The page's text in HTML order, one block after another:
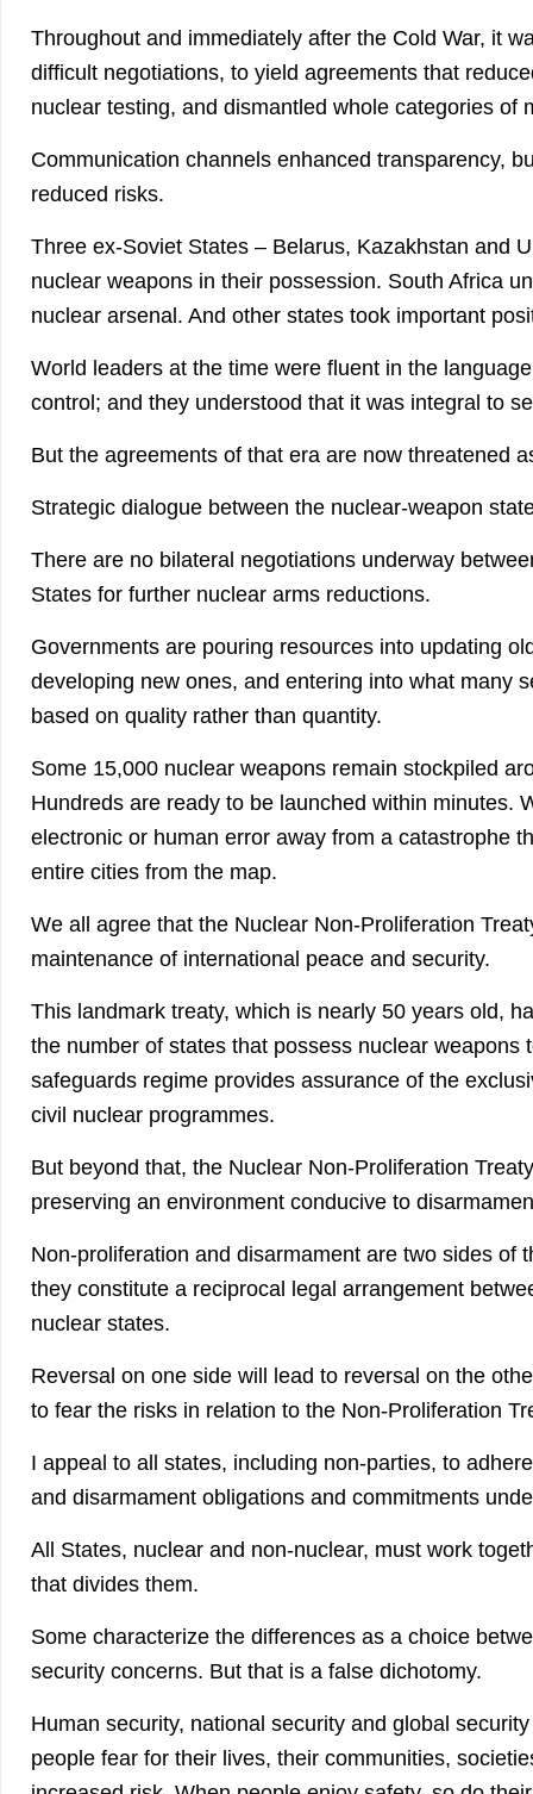
Throughout and immediately after the Cold War, it
difficult negotiations, to yield agreements that
nuclear testing, and dismantled whole categories of
Communication channels enhanced transparency,
reduced risks.
Three ex-Soviet States – Belarus, Kazakhstan and
nuclear weapons in their possession. South Africa
nuclear arsenal. And other states took important
World leaders at the time were fluent in the
control; and they understood that it was integral to
But the agreements of that era are now threatened
Strategic dialogue between the nuclear-weapon
There are no bilateral negotiations underway
States for further nuclear arms reductions.
Governments are pouring resources into updating
developing new ones, and entering into what many
based on quality rather than quantity.
Some 15,000 nuclear weapons remain stockpiled
Hundreds are ready to be launched within minutes.
electronic or human error away from a catastrophe
entire cities from the map.
We all agree that the Nuclear Non-Proliferation
maintenance of international peace and security.
This landmark treaty, which is nearly 50 years old,
the number of states that possess nuclear weapons
safeguards regime provides assurance of the
civil nuclear programmes.
But beyond that, the Nuclear Non-Proliferation
preserving an environment conducive to
Non-proliferation and disarmament are two sides of
they constitute a reciprocal legal arrangement
nuclear states.
Reversal on one side will lead to reversal on the
to fear the risks in relation to the Non-Proliferation
I appeal to all states, including non-parties, to
and disarmament obligations and commitments
All States, nuclear and non-nuclear, must work
that divides them.
Some characterize the differences as a choice
security concerns. But that is a false dichotomy.
Human security, national security and global
people fear for their lives, their communities,